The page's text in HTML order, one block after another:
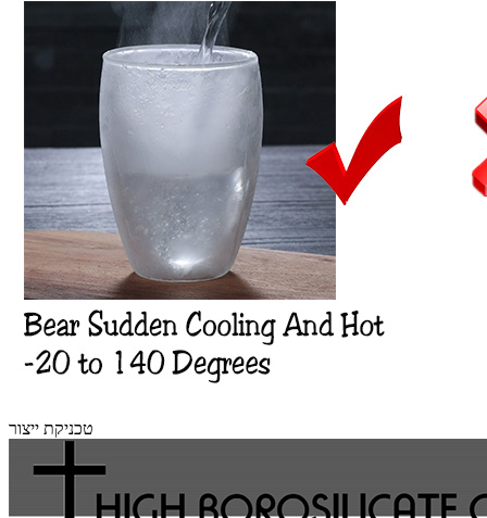
טכניקת ייצור